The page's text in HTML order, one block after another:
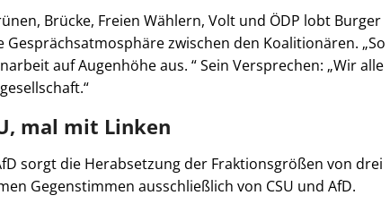
Brücke, Freien Wählern, Volt und ÖDP lobt Burger
zwischen den Koalitionären. „So
auf Augenhöhe aus. “ Sein Versprechen: „Wir alle
mal mit Linken
sorgt die Herabsetzung der Fraktionsgrößen von drei
Gegenstimmen ausschließlich von CSU und AfD.